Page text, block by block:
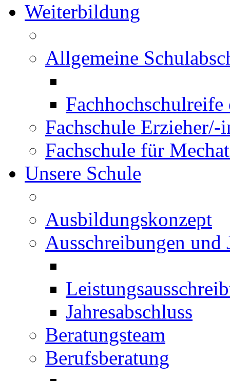
Weiterbildung
Allgemeine
Fachschule Erzieher/-
Fachschule für
Unsere Schule
Ausbildungskonzept
Ausschreibungen und
Jahresabschluss
Beratungsteam
Berufsberatung